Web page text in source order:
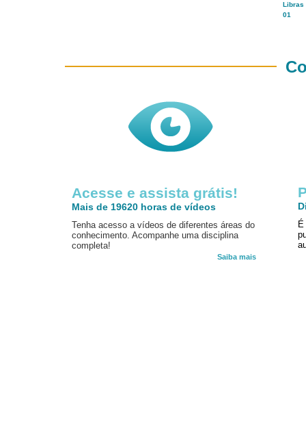
Libras
01
Acesse e assista grátis!
Mais de 19620 horas de vídeos
Tenha acesso a vídeos de diferentes áreas do
conhecimento. Acompanhe uma disciplina
completa!
Saiba mais